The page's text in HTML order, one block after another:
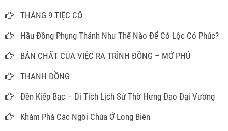
THÁNG 9 TIỆC CÔ
Hầu Đồng Phụng Thánh Như Thế Nào Để Có Lộc Có Phúc?
BẢN CHẤT CỦA VIỆC RA TRÌNH ĐỒNG – MỞ PHỦ
THANH ĐỒNG
Đền Kiếp Bạc – Di Tích Lịch Sử Thờ Hưng Đạo Đại Vương
Khám Phá Các Ngôi Chùa Ở Long Biên